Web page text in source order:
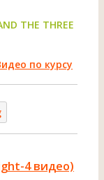
THE THREE
по курсу
4 видео)